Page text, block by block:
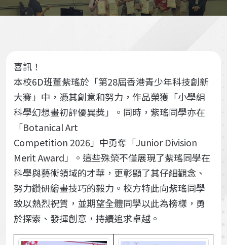
喜訊！
本校6D班董紫瑤於「第28屆香港青少年科技創新
大賽」中，憑其創意和努力，作品榮獲「小學組
科學幻想畫初評優異獎」。同時，紫瑤同學亦在
「Botanical Art
Competition 2026」中勇奪「Junior Division
Merit Award」。這些殊榮不僅展現了紫瑤同學在
科學與藝術領域的才華，更彰顯了其仔細觀念、
努力鑽研繪畫技巧的毅力。校方特此向紫瑤同學
致以熱烈祝賀，並期望全體同學以此為榜樣，勇
於探索、發揮創意，持續追求卓越。